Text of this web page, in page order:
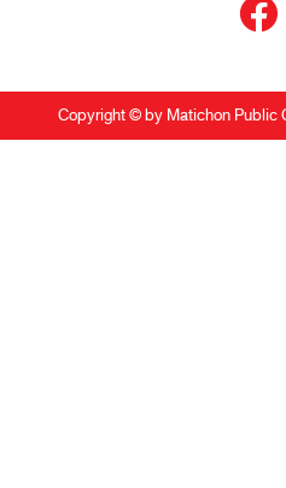
Copyright © by Matichon Public